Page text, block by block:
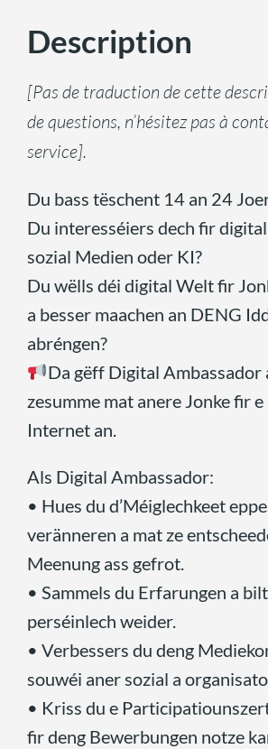
Description
[Pas de traduction de cette
de questions, n’hésitez pas à
service].
Du bass tëschent 14 an 24
Du interesséiers dech fir
sozial Medien oder KI?
Du wëlls déi digital Welt fir
a besser maachen an DENG
abréngen?
Da gëff Digital Ambassador
zesumme mat anere Jonke fir
Internet an.
Als Digital Ambassador:
• Hues du d’Méiglechkeet
veränneren a mat ze
Meenung ass gefrot.
• Sammels du Erfarungen a
perséinlech weider.
• Verbessers du deng
souwéi aner sozial a
• Kriss du e
fir deng Bewerbungen notze